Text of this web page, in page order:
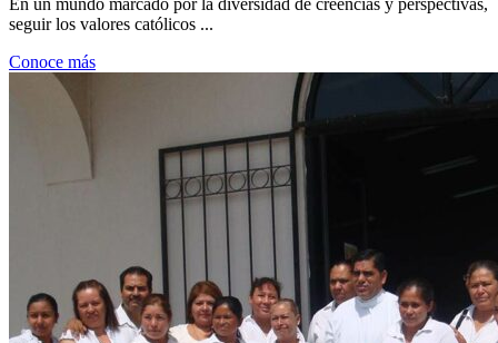
En un mundo marcado por la diversidad de creencias y perspectivas,
seguir los valores católicos ...
Conoce más